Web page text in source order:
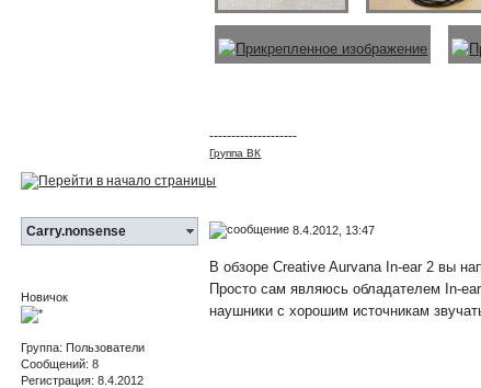
--------------------
Группа ВК
Carry.nonsense 8.4.2012, 13:47
Новичок
Группа: Пользователи
Сообщений: 8
Регистрация: 8.4.2012
В обзоре Creative Aurvana In-ear 2 вы
Просто сам являюсь обладателем In-ear
наушники с хорошим источникам